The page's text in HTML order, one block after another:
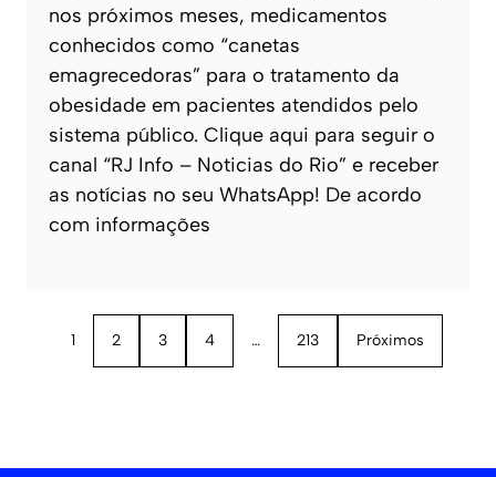
nos próximos meses, medicamentos
conhecidos como “canetas
emagrecedoras” para o tratamento da
obesidade em pacientes atendidos pelo
sistema público. Clique aqui para seguir o
canal “RJ Info – Noticias do Rio” e receber
as notícias no seu WhatsApp! De acordo
com informações
1 2 3 4 … 213 Próximos